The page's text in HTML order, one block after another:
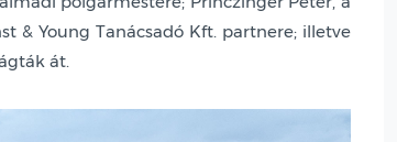
& Young Tanácsadó Kft. partnere; illetve
át.